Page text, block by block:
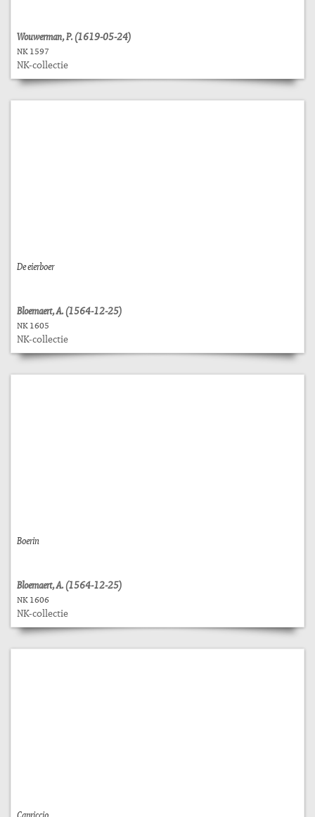
Wouwerman, P. (1619-05-24)
NK 1597
NK-collectie
De eierboer
Bloemaert, A. (1564-12-25)
NK 1605
NK-collectie
Boerin
Bloemaert, A. (1564-12-25)
NK 1606
NK-collectie